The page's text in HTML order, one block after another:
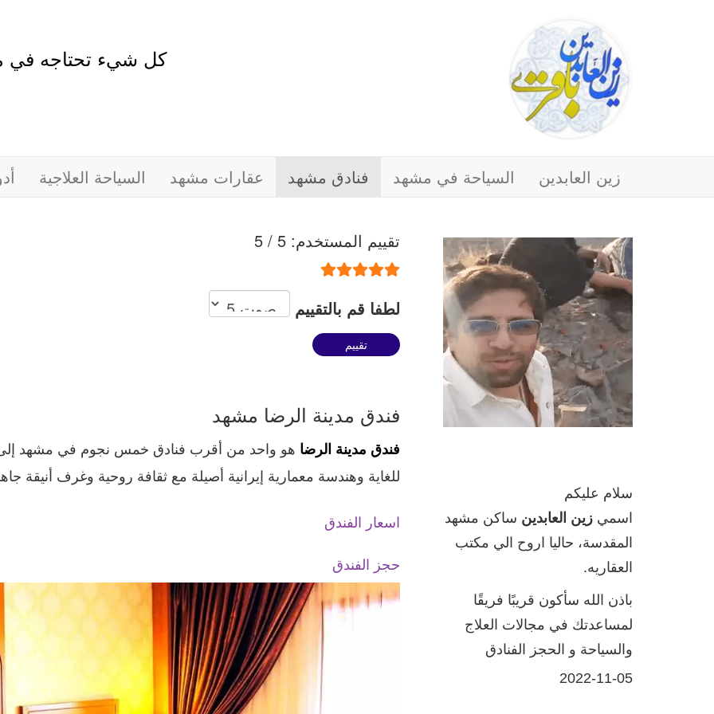
كل شيء تحتاجه في
زين العابدين السياحة في مشهد فنادق مشهد عقارات مشهد السياحة العلاجية
تقييم المستخدم:5
/
5
لطفا قم بالتقييم
فندق مدينة الرضا مشهد
فندق مدينة الرضا هو واحد من أقرب فنادق خمس نجوم في مشهد إلى
للغاية وهندسة معمارية إيرانية أصيلة مع ثقافة روحية وغرف أنيقة
اسعار الفندق
حجز الفندق
سلام علیکم
اسمي زين العابدين ساكن مشهد
المقدسة، حاليا اروح الي مكتب
العقاريه.
باذن الله سأكون قريبًا فريقًا
لمساعدتك في مجالات العلاج
والسياحة و الحجز الفنادق
2022-11-05